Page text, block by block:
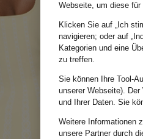
Webseite, um diese
Klicken Sie auf „Ich
navigieren; oder auf
Kategorien und eine
zu treffen.
Sie können Ihre Tool-
unserer Webseite).
und Ihrer Daten. Sie
Weitere Informationen
unsere Partner durch